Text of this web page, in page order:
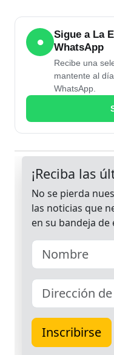
●
Sigue a La
WhatsApp
Recibe una
mantente al
WhatsApp.